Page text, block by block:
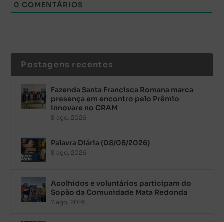
0 COMENTÁRIOS
Postagens recentes
Fazenda Santa Francisca Romana marca
presença em encontro pelo Prêmio
Innovare no CRAM
8 ago, 2026
Palavra Diária (08/08/2026)
8 ago, 2026
Acolhidos e voluntários participam do
Sopão da Comunidade Mata Redonda
7 ago, 2026